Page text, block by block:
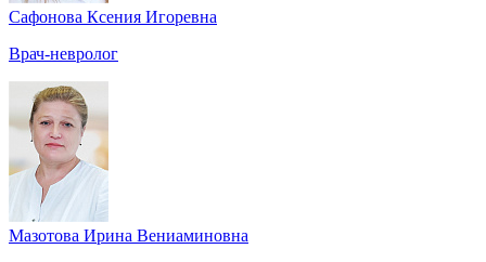
Сафонова Ксения Игоревна
Врач-невролог
Мазотова Ирина Вениаминовна